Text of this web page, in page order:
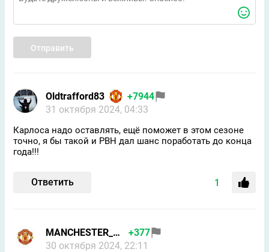
Отправить
Oldtrafford83
+7944
31 октября 2024, 04:33
Карлоса надо оставлять, ещё поможет в этом сезоне
точно, я бы такой и РВН дал шанс поработать до конца
года!!!
Ответить 1
MANCHESTER_RED_MAN
+377
30 октября 2024, 22:11